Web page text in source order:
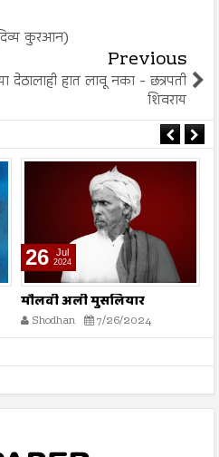
कुरआन)
Previous
देठालाही हात लावू नका - छत्रपती
शिवराय
26 Jul
2024
मौलवी अली मुसलियार
Shodhan 7/26/2024